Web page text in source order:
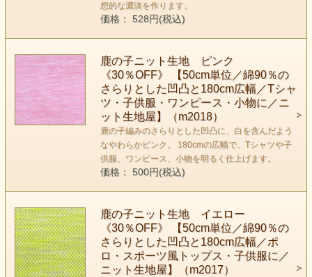
想的な濃淡を作ります。
価格： 528円(税込)
鹿の子ニット生地 ピンク
《30％OFF》 【50cm単位／綿90％の
さらりとした凹凸と180cm広幅／Tシャ
ツ・子供服・ワンピース・小物に／ニ
ット生地屋】（m2018）
鹿の子編みのさらりとした凹凸に、白を含んだよう
なやわらかピンク。 180cmの広幅で、Tシャツや子
供服、ワンピース、小物を明るく仕上げます。
価格： 500円(税込)
鹿の子ニット生地 イエロー
《30％OFF》 【50cm単位／綿90％の
さらりとした凹凸と180cm広幅／ポ
ロ・スポーツ風トップス・子供服に／
ニット生地屋】（m2017）